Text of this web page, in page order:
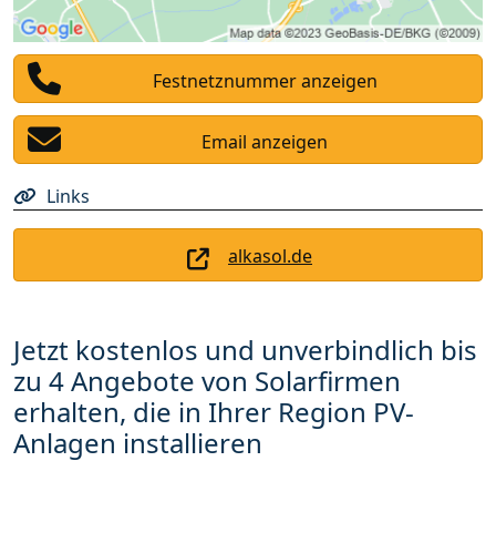
Festnetznummer anzeigen
Email anzeigen
Links
alkasol.de
Jetzt kostenlos und unverbindlich bis
zu 4 Angebote von Solarfirmen
erhalten, die in Ihrer Region PV-
Anlagen installieren